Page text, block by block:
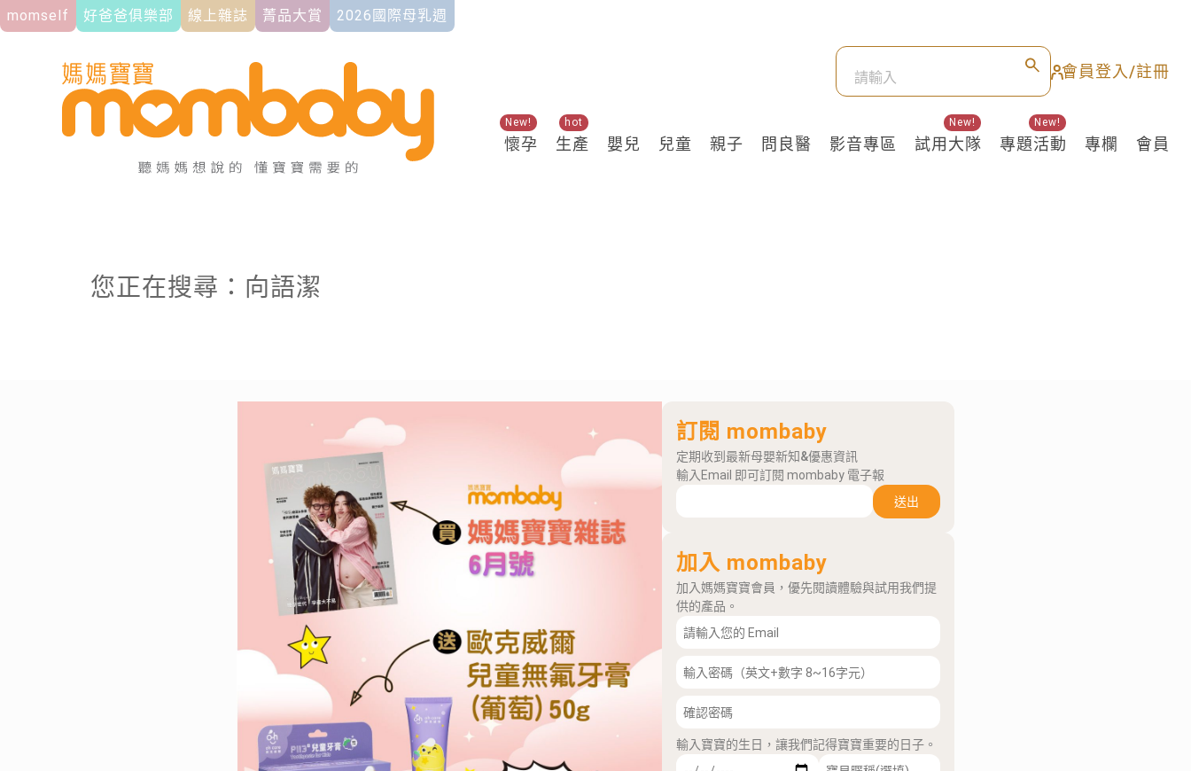
momself 好爸爸俱樂部 線上雜誌 菁品大賞 2026國際母乳週
會員登入/註冊
懷孕
New!
生產
hot
嬰兒 兒童 親子 問良醫 影音專區 試用大隊
New!
專題活動
New!
專欄 會員
關鍵熱搜
您正在搜尋：向語潔
訂閱 mombaby
定期收到最新母嬰新知&優惠資訊
輸入Email 即可訂閱 mombaby 電子報
送出
加入 mombaby
加入媽媽寶寶會員，優先閱讀體驗與試用我們提
供的產品。
輸入寶寶的生日，讓我們記得寶寶重要的日子。